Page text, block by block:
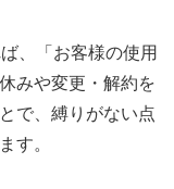
、「お客様の使用
みや変更・解約を
で、縛りがない点
す。